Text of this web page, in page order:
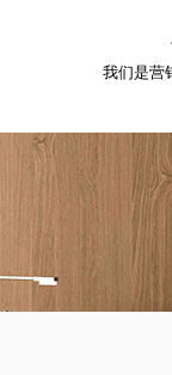
我们是营